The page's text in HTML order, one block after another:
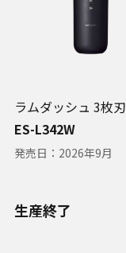
ラムダッシュ 3枚刃
ES-L342W
発売日： 2026年9月
生産終了